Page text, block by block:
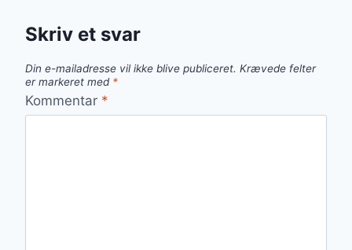
Skriv et svar
Din e-mailadresse vil ikke blive publiceret. Krævede felter
er markeret med *
Kommentar *